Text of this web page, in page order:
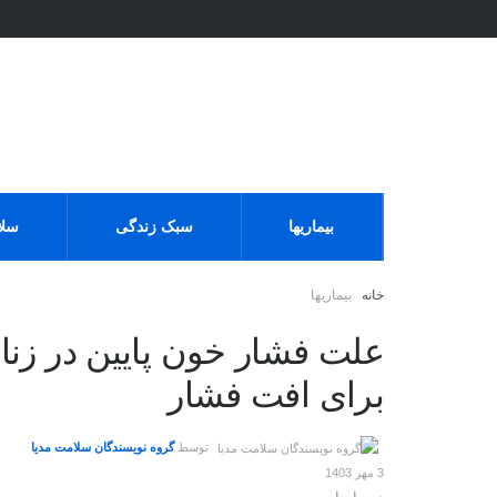
بیماریها سبک زندگی
خانه بیماریها
علت فشار خون پایین در
برای افت فشار
توسط گروه نویسندگان سلامت مدیا
3 مهر 1403